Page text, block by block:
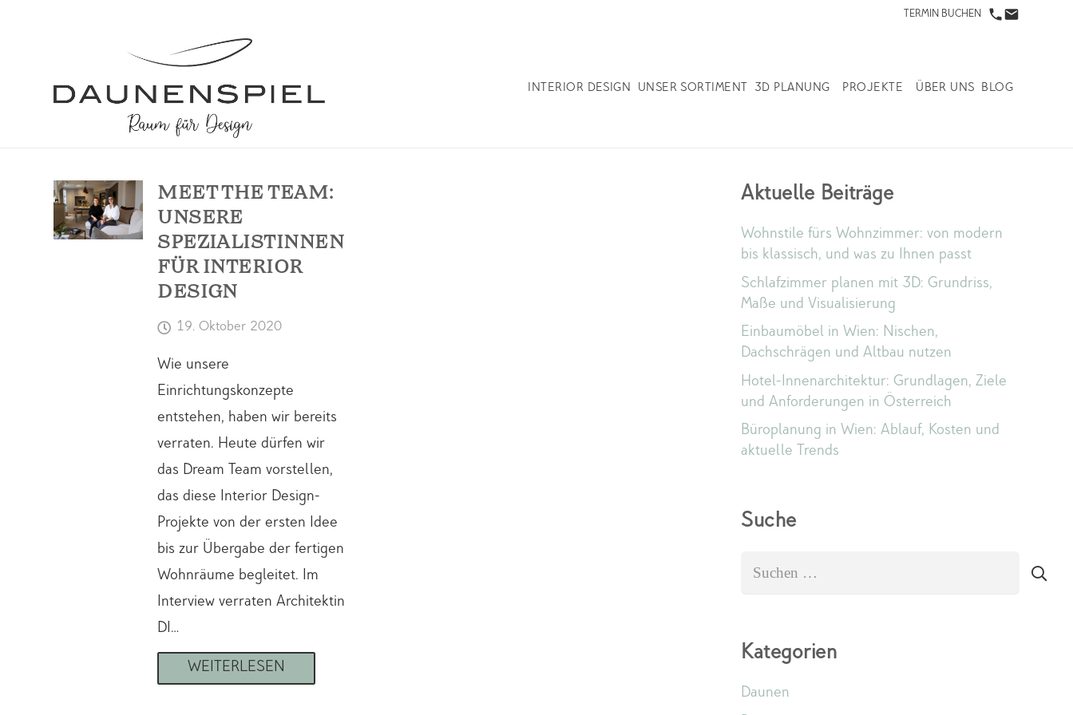
TERMIN BUCHEN
INTERIOR DESIGN UNSER SORTIMENT 3D PLANUNG PROJEKTE ÜBER UNS BLOG
MEET THE TEAM:
UNSERE
SPEZIALISTINNEN
FÜR INTERIOR
DESIGN
19. Oktober 2020
Wie unsere
Einrichtungskonzepte
entstehen, haben wir bereits
verraten. Heute dürfen wir
das Dream Team vorstellen,
das diese Interior Design-
Projekte von der ersten Idee
bis zur Übergabe der fertigen
Wohnräume begleitet. Im
Interview verraten Architektin
DI…
WEITERLESEN
Aktuelle Beiträge
Wohnstile fürs Wohnzimmer: von modern
bis klassisch, und was zu Ihnen passt
Schlafzimmer planen mit 3D: Grundriss,
Maße und Visualisierung
Einbaumöbel in Wien: Nischen,
Dachschrägen und Altbau nutzen
Hotel-Innenarchitektur: Grundlagen, Ziele
und Anforderungen in Österreich
Büroplanung in Wien: Ablauf, Kosten und
aktuelle Trends
Suche
Suchen
Kategorien
Daunen